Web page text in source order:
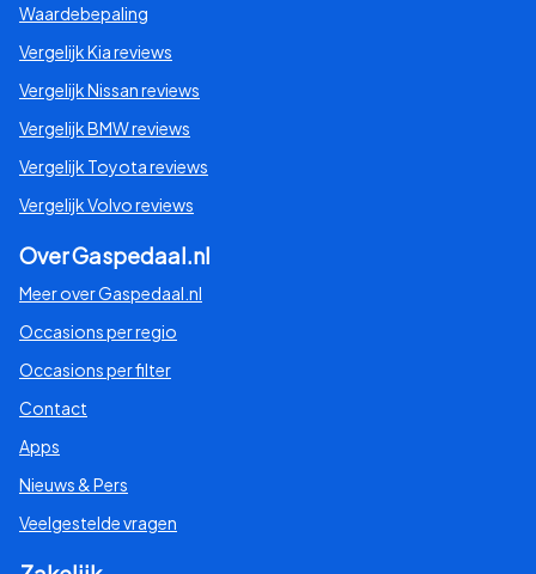
Waardebepaling
Vergelijk Kia reviews
Vergelijk Nissan reviews
Vergelijk BMW reviews
Vergelijk Toyota reviews
Vergelijk Volvo reviews
Over Gaspedaal.nl
Meer over Gaspedaal.nl
Occasions per regio
Occasions per filter
Contact
Apps
Nieuws & Pers
Veelgestelde vragen